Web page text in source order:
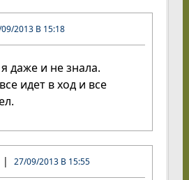
2013 В 15:18
даже и не знала.
идет в ход и все
27/09/2013 В 15:55